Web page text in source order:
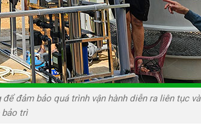
đảm bảo quá trình vận hành diễn ra liên tục và
bảo trì